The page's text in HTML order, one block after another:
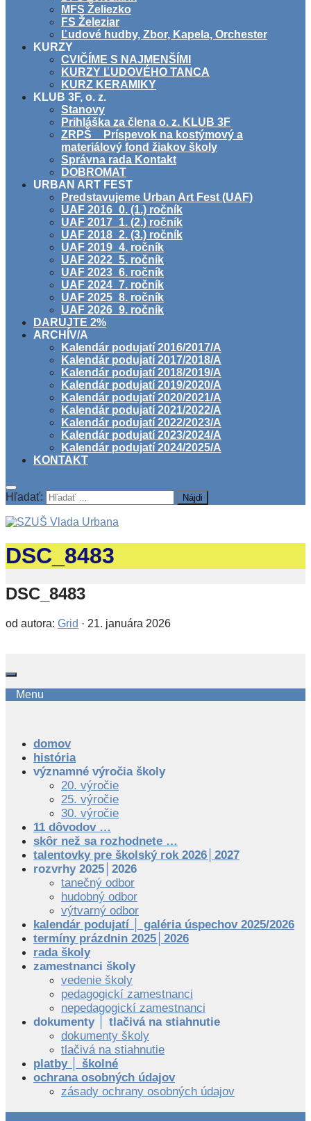
MFS Želiezko
FS Železiar
Ľudové hudby, Zbor, Kapela, Orchester
KURZY
CVIČÍME S NAJMENŠÍMI
KURZY ĽUDOVÉHO TANCA
KURZ KERAMIKY
KLUB 3F, o. z.
Stanovy
Prihláška za člena o. z. KLUB 3F
ZRPŠ _ Príspevok na kostýmový a
materiálový fond žiakov školy
Správna rada Kontakt
DOBROMAT
URBAN ART FEST
Predstavujeme Urban Art Fest (UAF)
UAF 2016_0. (1.) ročník
UAF 2017_1. (2.) ročník
UAF 2018_2. (3.) ročník
UAF 2019_4. ročník
UAF 2022_5. ročník
UAF 2023_6. ročník
UAF 2024_7. ročník
UAF 2025_8. ročník
UAF 2026_9. ročník
DARUJTE 2%
ARCHÍV/A
Kalendár podujatí 2016/2017/A
Kalendár podujatí 2017/2018/A
Kalendár podujatí 2018/2019/A
Kalendár podujatí 2019/2020/A
Kalendár podujatí 2020/2021/A
Kalendár podujatí 2021/2022/A
Kalendár podujatí 2022/2023/A
Kalendár podujatí 2023/2024/A
Kalendár podujatí 2024/2025/A
KONTAKT
Hľadať:
DSC_8483
DSC_8483
od autora: Grid · 21. januára 2026
Menu
domov
história
významné výročia školy
20. výročie
25. výročie
30. výročie
11 dôvodov …
skôr než sa rozhodnete …
talentovky pre školský rok 2026│2027
rozvrhy 2025│2026
tanečný odbor
hudobný odbor
výtvarný odbor
kalendár podujatí │ galéria úspechov 2025/2026
termíny prázdnin 2025│2026
rada školy
zamestnanci školy
vedenie školy
pedagogickí zamestnanci
nepedagogickí zamestnanci
dokumenty │ tlačivá na stiahnutie
dokumenty školy
tlačivá na stiahnutie
platby │ školné
ochrana osobných údajov
zásady ochrany osobných údajov